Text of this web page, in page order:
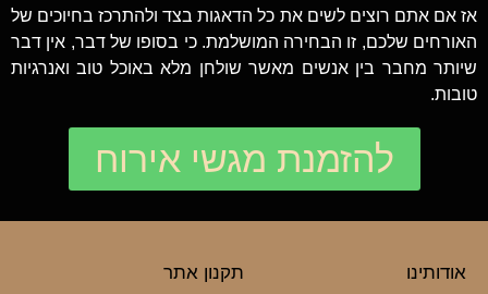
אז אם אתם רוצים לשים את כל הדאגות בצד ולהתרכז בחיוכים של
האורחים שלכם, זו הבחירה המושלמת. כי בסופו של דבר, אין דבר
שיותר מחבר בין אנשים מאשר שולחן מלא באוכל טוב ואנרגיות
טובות.
להזמנת מגשי אירוח
אודותינו
תקנון אתר